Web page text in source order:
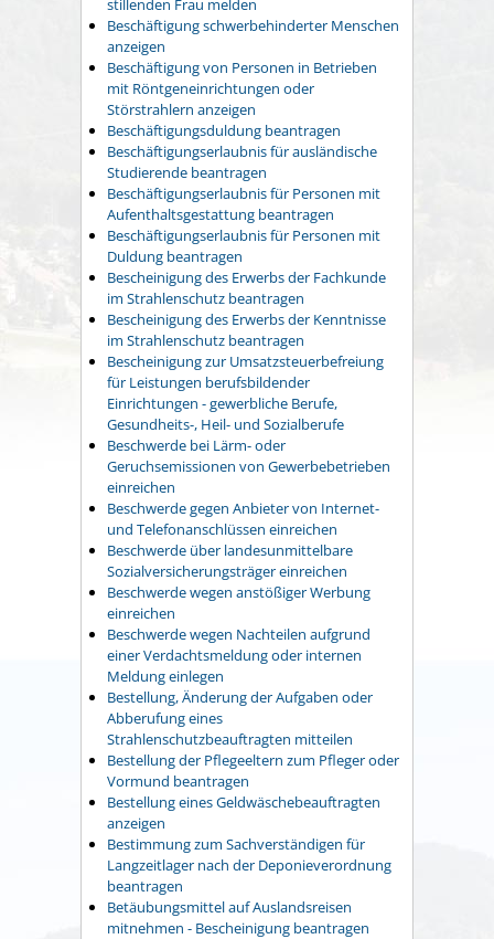
stillenden Frau melden
Beschäftigung schwerbehinderter Menschen
anzeigen
Beschäftigung von Personen in Betrieben
mit Röntgeneinrichtungen oder
Störstrahlern anzeigen
Beschäftigungsduldung beantragen
Beschäftigungserlaubnis für ausländische
Studierende beantragen
Beschäftigungserlaubnis für Personen mit
Aufenthaltsgestattung beantragen
Beschäftigungserlaubnis für Personen mit
Duldung beantragen
Bescheinigung des Erwerbs der Fachkunde
im Strahlenschutz beantragen
Bescheinigung des Erwerbs der Kenntnisse
im Strahlenschutz beantragen
Bescheinigung zur Umsatzsteuerbefreiung
für Leistungen berufsbildender
Einrichtungen - gewerbliche Berufe,
Gesundheits-, Heil- und Sozialberufe
Beschwerde bei Lärm- oder
Geruchsemissionen von Gewerbebetrieben
einreichen
Beschwerde gegen Anbieter von Internet-
und Telefonanschlüssen einreichen
Beschwerde über landesunmittelbare
Sozialversicherungsträger einreichen
Beschwerde wegen anstößiger Werbung
einreichen
Beschwerde wegen Nachteilen aufgrund
einer Verdachtsmeldung oder internen
Meldung einlegen
Bestellung, Änderung der Aufgaben oder
Abberufung eines
Strahlenschutzbeauftragten mitteilen
Bestellung der Pflegeeltern zum Pfleger oder
Vormund beantragen
Bestellung eines Geldwäschebeauftragten
anzeigen
Bestimmung zum Sachverständigen für
Langzeitlager nach der Deponieverordnung
beantragen
Betäubungsmittel auf Auslandsreisen
mitnehmen - Bescheinigung beantragen